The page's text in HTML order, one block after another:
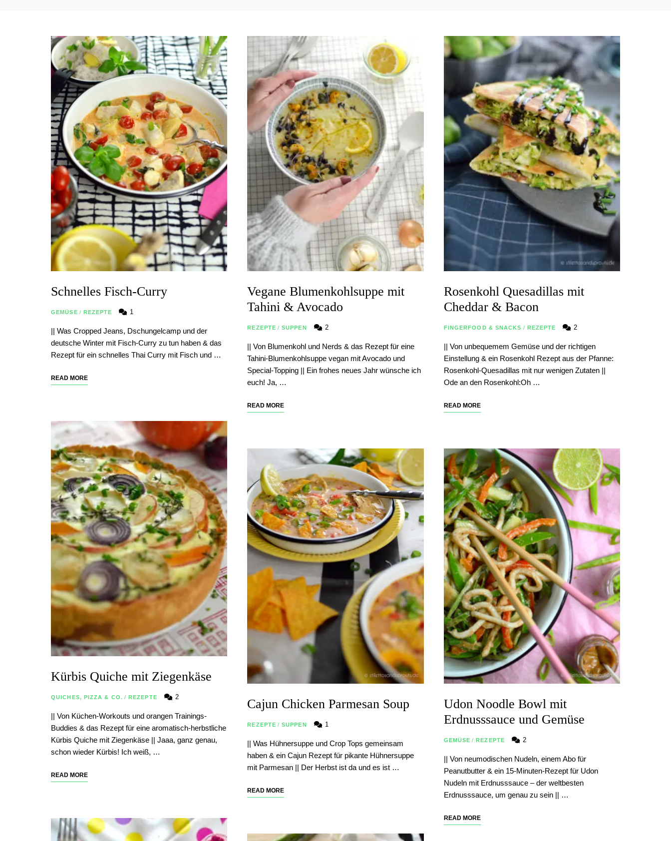
Schnelles Fisch-Curry
GEMÜSE / REZEPTE 1
|| Was Cropped Jeans, Dschungelcamp und der
deutsche Winter mit Fisch-Curry zu tun haben & das
Rezept für ein schnelles Thai Curry mit Fisch und …
READ MORE
Kürbis Quiche mit Ziegenkäse
QUICHES, PIZZA & CO. / REZEPTE 2
|| Von Küchen-Workouts und orangen Trainings-
Buddies & das Rezept für eine aromatisch-herbstliche
Kürbis Quiche mit Ziegenkäse || Jaaa, ganz genau,
schon wieder Kürbis! Ich weiß, …
READ MORE
Vegane Blumenkohlsuppe mit
Tahini & Avocado
REZEPTE / SUPPEN 2
|| Von Blumenkohl und Nerds & das Rezept für eine
Tahini-Blumenkohlsuppe vegan mit Avocado und
Special-Topping || Ein frohes neues Jahr wünsche ich
euch! Ja, …
READ MORE
Cajun Chicken Parmesan Soup
REZEPTE / SUPPEN 1
|| Was Hühnersuppe und Crop Tops gemeinsam
haben & ein Cajun Rezept für pikante Hühnersuppe
mit Parmesan || Der Herbst ist da und es ist …
READ MORE
Rosenkohl Quesadillas mit
Cheddar & Bacon
FINGERFOOD & SNACKS / REZEPTE 2
|| Von unbequemem Gemüse und der richtigen
Einstellung & ein Rosenkohl Rezept aus der Pfanne:
Rosenkohl-Quesadillas mit nur wenigen Zutaten ||
Ode an den Rosenkohl:Oh …
READ MORE
Udon Noodle Bowl mit
Erdnusssauce und Gemüse
GEMÜSE / REZEPTE 2
|| Von neumodischen Nudeln, einem Abo für
Peanutbutter & ein 15-Minuten-Rezept für Udon
Nudeln mit Erdnusssauce – der weltbesten
Erdnusssauce, um genau zu sein || …
READ MORE